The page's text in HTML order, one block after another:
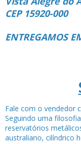
CEP 15920-000
ENTREGAMOS
Fale com o vendedor
Seguindo uma
reservatórios
australiano, cilíndrico